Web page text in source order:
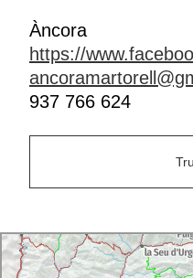
Àncora
https://
937 766 624